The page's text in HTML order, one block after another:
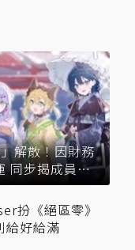
解散！因財務
同步揭成員未
扮《絕區零》
給好給滿